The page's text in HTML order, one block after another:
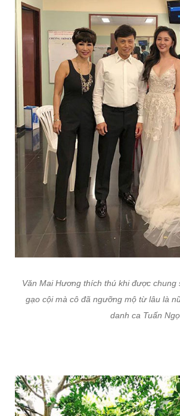
Văn Mai Hương thích thú khi được chung
gạo cội mà cô đã ngưỡng mộ từ lâu là
danh ca Tuấn